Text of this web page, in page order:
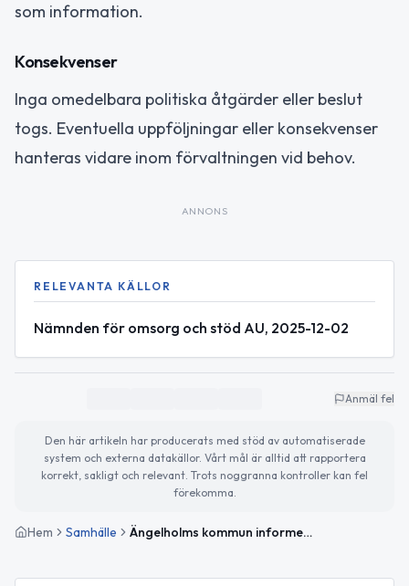
som information.
Konsekvenser
Inga omedelbara politiska åtgärder eller beslut
togs. Eventuella uppföljningar eller konsekvenser
hanteras vidare inom förvaltningen vid behov.
ANNONS
RELEVANTA KÄLLOR
Nämnden för omsorg och stöd AU, 2025-12-02
Anmäl fel
Den här artikeln har producerats med stöd av automatiserade
system och externa datakällor. Vårt mål är alltid att rapportera
korrekt, sakligt och relevant. Trots noggranna kontroller kan fel
förekomma.
Hem Samhälle Ängelholms kommun informeras om Hemtjänstindex 2026